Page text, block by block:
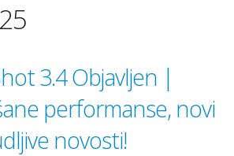
3.4 Objavljen |
performanse, novi
novosti!